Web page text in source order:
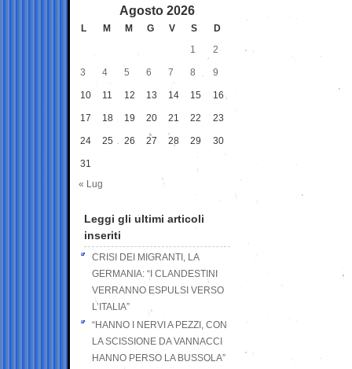
Agosto 2026
L M M G V S
D
1
2
3 4 5 6 7 8 9
10 11 12 13 14 15 16
17 18 19 20 21 22 23
24 25 26 27 28 29 30
31
« Lug
Leggi gli ultimi articoli
inseriti
CRISI DEI MIGRANTI, LA
GERMANIA: “I CLANDESTINI
VERRANNO ESPULSI VERSO
L’ITALIA”
“HANNO I NERVI A PEZZI, CON
LA SCISSIONE DA VANNACCI
HANNO PERSO LA BUSSOLA”